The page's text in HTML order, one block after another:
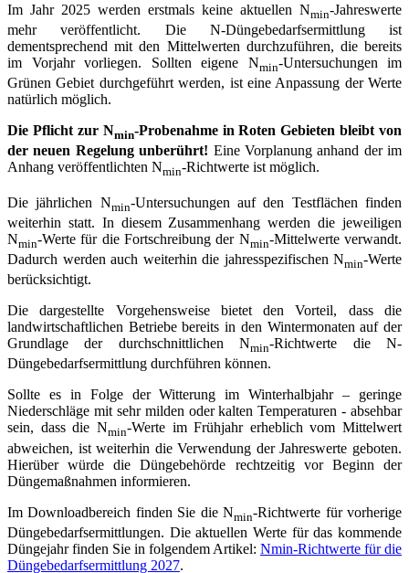
Im Jahr 2025 werden erstmals keine aktuellen Nmin-Jahreswerte
mehr veröffentlicht. Die N-Düngebedarfsermittlung ist
dementsprechend mit den Mittelwerten durchzuführen, die bereits
im Vorjahr vorliegen. Sollten eigene Nmin-Untersuchungen im
Grünen Gebiet durchgeführt werden, ist eine Anpassung der Werte
natürlich möglich.
Die Pflicht zur Nmin-Probenahme in Roten Gebieten bleibt von
der neuen Regelung unberührt! Eine Vorplanung anhand der im
Anhang veröffentlichten Nmin-Richtwerte ist möglich.
Die jährlichen Nmin-Untersuchungen auf den Testflächen finden
weiterhin statt. In diesem Zusammenhang werden die jeweiligen
Nmin-Werte für die Fortschreibung der Nmin-Mittelwerte verwandt.
Dadurch werden auch weiterhin die jahresspezifischen Nmin-Werte
berücksichtigt.
Die dargestellte Vorgehensweise bietet den Vorteil, dass die
landwirtschaftlichen Betriebe bereits in den Wintermonaten auf der
Grundlage der durchschnittlichen Nmin-Richtwerte die N-
Düngebedarfsermittlung durchführen können.
Sollte es in Folge der Witterung im Winterhalbjahr – geringe
Niederschläge mit sehr milden oder kalten Temperaturen - absehbar
sein, dass die Nmin­-Werte im Frühjahr erheblich vom Mittelwert
abweichen, ist weiterhin die Verwendung der Jahreswerte geboten.
Hierüber würde die Düngebehörde rechtzeitig vor Beginn der
Düngemaßnahmen informieren.
Im Downloadbereich finden Sie die Nmin-Richtwerte für vorherige
Düngebedarfsermittlungen. Die aktuellen Werte für das kommende
Düngejahr finden Sie in folgendem Artikel: Nmin-Richtwerte für die
Düngebedarfsermittlung 2027.